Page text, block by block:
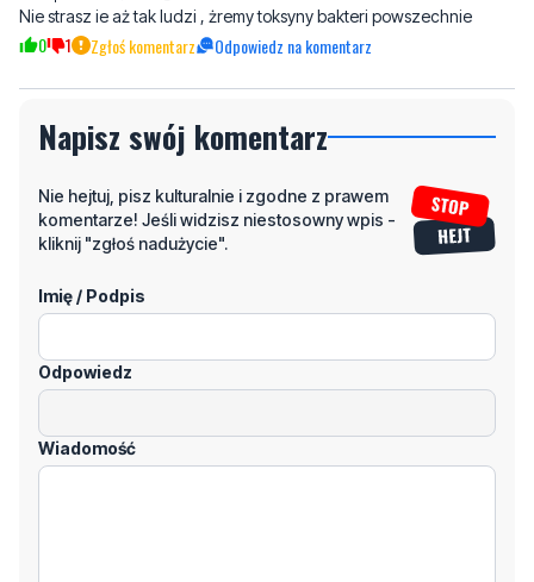
Napisz swój komentarz
komentarze! Jeśli widzisz niestosowny wpis -
kliknij "zgłoś nadużycie".
Imię / Podpis
Odpowiedz
Wiadomość